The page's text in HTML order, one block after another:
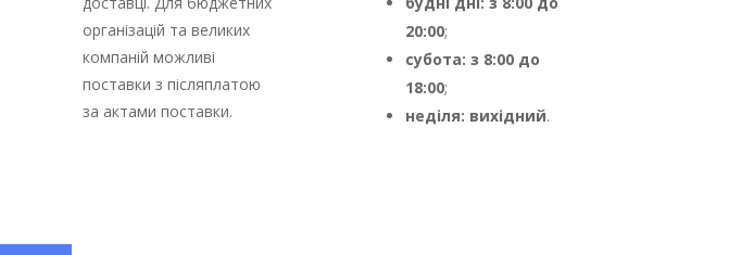
організацій та великих
компаній можливі
поставки з післяплатою
за актами поставки.
20:00;
субота: з 8:00 до
18:00;
неділя: вихідний.